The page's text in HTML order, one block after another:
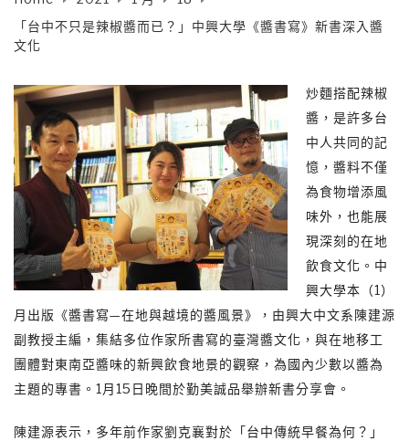
「台中不只是辣椒醬而已？」中興大學《醬書寫》新書深入醬
文化
炒麵搭配辣椒
醬，是許多台
中人共同的記
憶，醬料不僅
為食物增添風
味外，也能展
現深刻的在地
飲食文化。中
興大學本（1）
月出版《醬書寫—在地與越境的醬風景》，由興大中文系陳建源
副教授主編，集結多位作家所書寫的臺灣醬文化，與在地移工
團體對東南亞醬味的新興飲食地景的觀察，為國內少數以醬為
主題的專書。1月15日晚間於勤美誠品舉辦新書分享會。
陳建源表示，多年前作家劉克襄對於「台中傳統早餐為何？」